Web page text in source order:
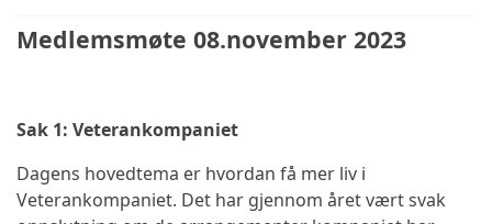
Medlemsmøte 08.november 2023
Sak 1: Veterankompaniet
Dagens hovedtema er hvordan få mer liv i
Veterankompaniet. Det har gjennom året vært svak